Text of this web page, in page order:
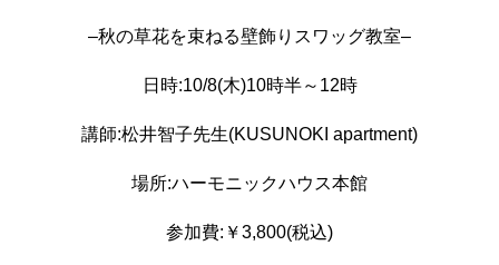
–秋の草花を束ねる壁飾りスワッグ教室–
日時:10/8(木)10時半～ 12時
講師:松井智子先生(KUSUNOKI apartment)
場所:ハーモニックハウス本館
参加費: ￥3,800(税込)